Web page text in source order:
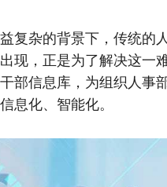
复杂的背景下，传统的
现，正是为了解决这一
部信息库，为组织人事
息化、智能化。